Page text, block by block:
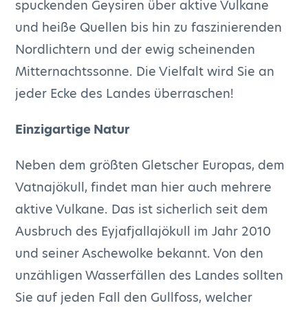
spuckenden Geysiren über aktive Vulkane
und heiße Quellen bis hin zu faszinierenden
Nordlichtern und der ewig scheinenden
Mitternachtssonne. Die Vielfalt wird Sie an
jeder Ecke des Landes überraschen!
Einzigartige Natur
Neben dem größten Gletscher Europas, dem
Vatnajökull, findet man hier auch mehrere
aktive Vulkane. Das ist sicherlich seit dem
Ausbruch des Eyjafjallajökull im Jahr 2010
und seiner Aschewolke bekannt. Von den
unzähligen Wasserfällen des Landes sollten
Sie auf jeden Fall den Gullfoss, welcher